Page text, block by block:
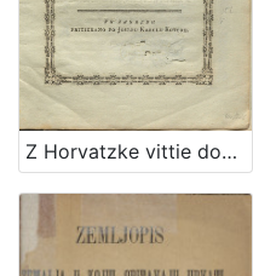
Z Horvatzke vittie dobro poselenye vuchinyeno kad je bana nasztavlenye : vu Zagrebu meszecza veliko-messnyaka dan XXXI. letta 1785